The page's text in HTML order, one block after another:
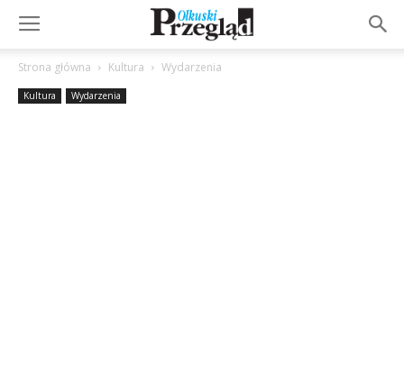
Strona główna Kultura Wydarzenia
Kultura Wydarzenia